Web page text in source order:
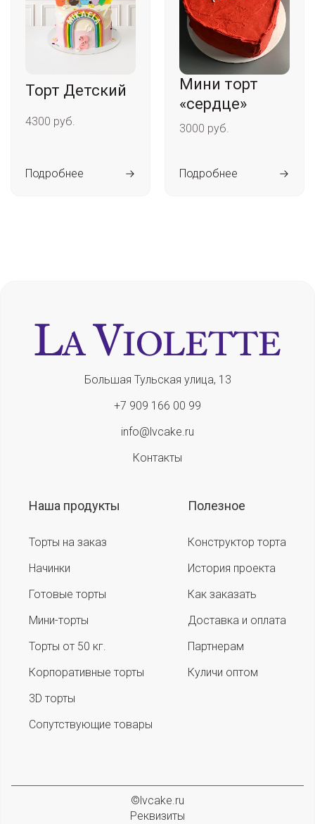
Торт Детский
4300 руб.
Подробнее
Мини торт
«сердце»
3000 руб.
Подробнее
Большая Тульская улица, 13
+7 909 166 00 99
info@lvcake.ru
Контакты
Наша продукты
Торты на заказ
Начинки
Готовые торты
Мини-торты
Торты от 50 кг.
Корпоративные торты
3D торты
Сопутствующие товары
Полезное
Конструктор торта
История проекта
Как заказать
Доставка и оплата
Партнерам
Куличи оптом
©lvcake.ru
Реквизиты